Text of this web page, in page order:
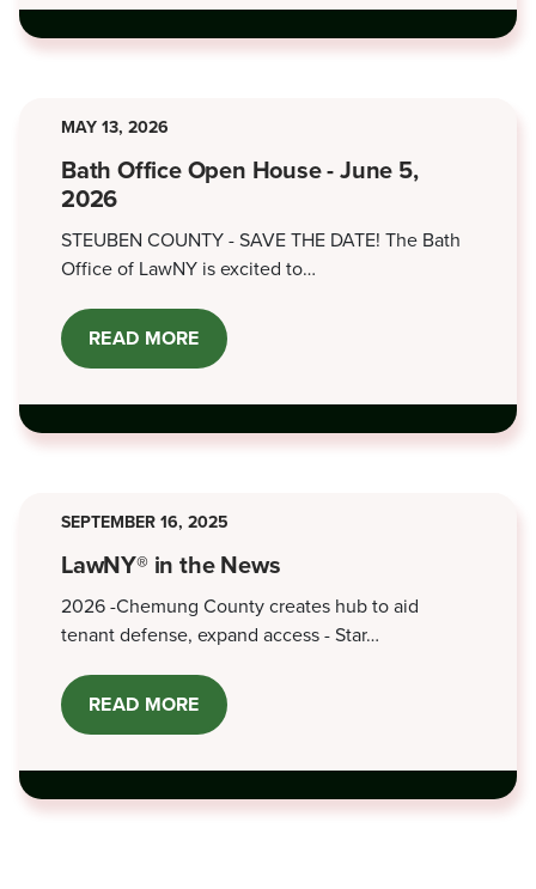
MAY 13, 2026
Bath Office Open House - June 5,
2026
STEUBEN COUNTY - SAVE THE DATE! The Bath
Office of LawNY is excited to…
READ MORE ABOUT
BATH
OFFICE
-
JUNE
SEPTEMBER 16, 2025
LawNY® in the News
2026 -Chemung County creates hub to aid
tenant defense, expand access - Star…
READ MORE ABOUT
LAWNY®
IN